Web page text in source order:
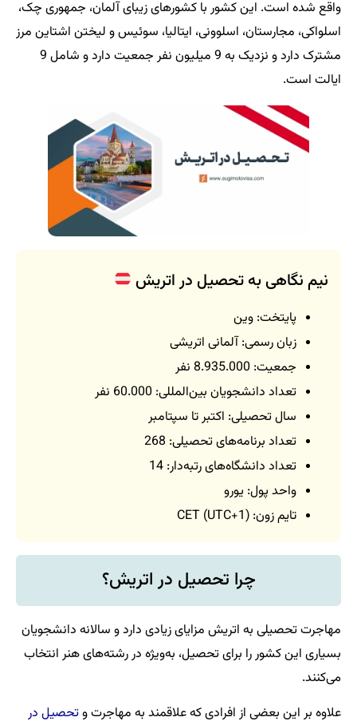
واقع شده است. این کشور با کشورهای زیبای آلمان، جمهوری چک،
اسلواکی، مجارستان، اسلوونی، ایتالیا، سوئیس و لیختن اشتاین مرز
مشترک دارد و نزدیک به 9 میلیون نفر جمعیت دارد و شامل 9
ایالت است.
نیم نگاهی به تحصیل در اتریش
پایتخت: وین
زبان رسمی: آلمانی اتریشی
جمعیت: 8.935.000 نفر
تعداد دانشجویان بین‌المللی: 60.000 نفر
سال تحصیلی: اکتبر تا سپتامبر
تعداد برنامه‌های تحصیلی: 268
تعداد دانشگاه‌های رتبه‌دار: 14
واحد پول: یورو
تایم زون: (CET (UTC+1
چرا تحصیل در اتریش؟
مهاجرت تحصیلی به اتریش مزایای زیادی دارد و سالانه دانشجویان
بسیاری این کشور را برای تحصیل، به‌ویژه در رشته‌های هنر انتخاب
می‌کنند.
علاوه بر این بعضی از افرادی که علاقمند به مهاجرت وتحصیل در